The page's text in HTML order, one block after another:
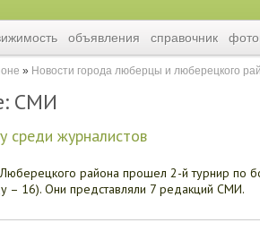
объявления справочник
Новости города люберцы и люберецкого
СМИ
среди журналистов
района прошел 2-й турнир по
– 16). Они представляли 7 редакций СМИ.